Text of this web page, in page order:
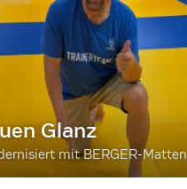
Glanz
mit BERGER-Matten